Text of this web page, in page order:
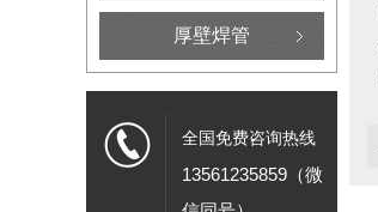
厚壁焊管
全国免费咨询热线
13561235859（微